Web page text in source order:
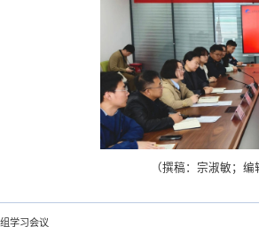
（撰稿：宗淑敏；
学习会议